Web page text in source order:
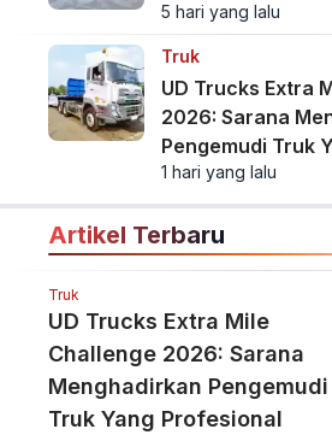
5 hari yang lalu
Truk
UD Trucks Extra
2026: Sarana
Pengemudi Truk
1 hari yang lalu
Artikel Terbaru
Truk
UD Trucks Extra Mile
Challenge 2026: Sarana
Menghadirkan Pengemudi
Truk Yang Profesional